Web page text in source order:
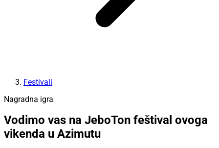
Festivali
Nagradna igra
Vodimo vas na JeboTon feštival ovoga
vikenda u Azimutu